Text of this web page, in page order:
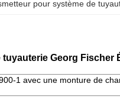
pour système de
tuyauterie Georg
1 avec une monture de